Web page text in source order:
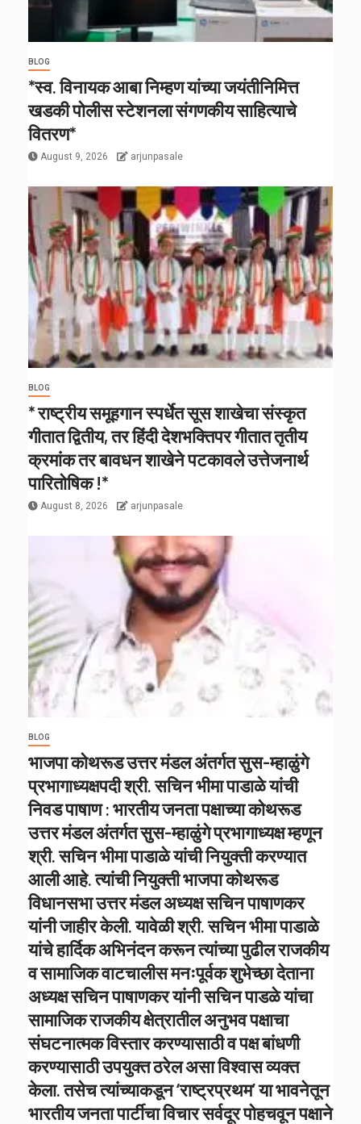
BLOG
*स्व. विनायक आबा निम्हण यांच्या जयंतीनिमित्त
खडकी पोलीस स्टेशनला संगणकीय साहित्याचे
वितरण*
August 9, 2026 arjunpasale
BLOG
* राष्ट्रीय समूहगान स्पर्धेत सूस शाखेचा संस्कृत
गीतात द्वितीय, तर हिंदी देशभक्तिपर गीतात तृतीय
क्रमांक तर बावधन शाखेने पटकावले उत्तेजनार्थ
पारितोषिक !*
August 8, 2026 arjunpasale
BLOG
भाजपा कोथरूड उत्तर मंडल अंतर्गत सुस-म्हाळुंगे
प्रभागाध्यक्षपदी श्री. सचिन भीमा पाडाळे यांची
निवड पाषाण : भारतीय जनता पक्षाच्या कोथरूड
उत्तर मंडल अंतर्गत सुस-म्हाळुंगे प्रभागाध्यक्ष म्हणून
श्री. सचिन भीमा पाडाळे यांची नियुक्ती करण्यात
आली आहे. त्यांची नियुक्ती भाजपा कोथरूड
विधानसभा उत्तर मंडल अध्यक्ष सचिन पाषाणकर
यांनी जाहीर केली. यावेळी श्री. सचिन भीमा पाडाळे
यांचे हार्दिक अभिनंदन करून त्यांच्या पुढील राजकीय
व सामाजिक वाटचालीस मनःपूर्वक शुभेच्छा देताना
अध्यक्ष सचिन पाषाणकर यांनी सचिन पाडळे यांचा
सामाजिक राजकीय क्षेत्रातील अनुभव पक्षाचा
संघटनात्मक विस्तार करण्यासाठी व पक्ष बांधणी
करण्यासाठी उपयुक्त ठरेल असा विश्वास व्यक्त
केला. तसेच त्यांच्याकडून ‘राष्ट्रप्रथम’ या भावनेतून
भारतीय जनता पार्टीचा विचार सर्वदूर पोहचवून पक्षाने